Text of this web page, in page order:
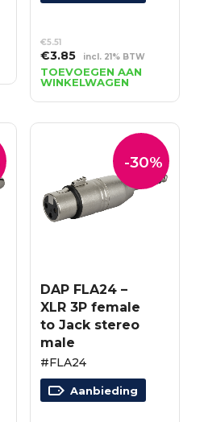
€5.51
Oorspronkelijke
prijs
was:
€5.51.
€3.85Huidige
prijs
is:
€3.85.
incl. 21% BTW
TOEVOEGEN AAN
WINKELWAGEN
-30%
DAP FLA24 –
XLR 3P female
to Jack stereo
male
#FLA24
Aanbieding